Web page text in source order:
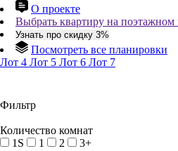
О проекте
Выбрать квартиру на поэтажном
Узнать про скидку 3%
Посмотреть все планировки
Лот 4 Лот 5 Лот 6 Лот 7
Фильтр
Количество комнат
1S
1 2
3+